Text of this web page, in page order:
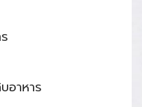
อาหาร